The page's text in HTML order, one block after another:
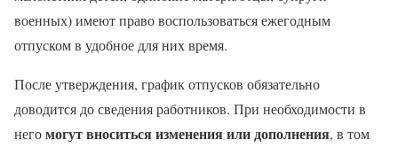
военных) имеют право воспользоваться ежегодным
отпуском в удобное для них время.
После утверждения, график отпусков обязательно
доводится до сведения работников. При необходимости в
негомогут вноситься изменения или дополнения, в том